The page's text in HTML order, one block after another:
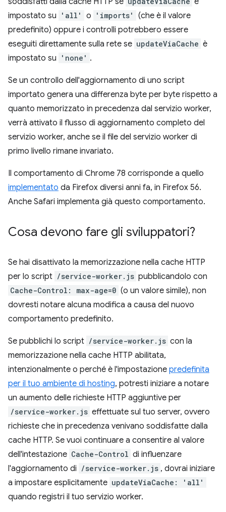
impostato su
'all' o 'imports'
(che è il valore
predefinito) oppure i controlli potrebbero essere
eseguiti direttamente sulla rete se updateViaCache è
impostato su
'none' .
Se un controllo dell'aggiornamento di uno script
importato genera una differenza byte per byte rispetto a
quanto memorizzato in precedenza dal servizio worker,
verrà attivato il flusso di aggiornamento completo del
servizio worker, anche se il file del servizio worker di
primo livello rimane invariato.
Il comportamento di Chrome 78 corrisponde a quello
implementato da Firefox diversi anni fa, in Firefox 56.
Anche Safari implementa già questo comportamento.
Cosa devono fare gli sviluppatori?
Se hai disattivato la memorizzazione nella cache HTTP
per lo script /service-worker.js pubblicandolo con
Cache-Control: max-age=0 (o un valore simile), non
dovresti notare alcuna modifica a causa del nuovo
comportamento predefinito.
Se pubblichi lo script /service-worker.js con la
memorizzazione nella cache HTTP abilitata,
intenzionalmente o perché è l'impostazione predefinita
per il tuo ambiente di hosting, potresti iniziare a notare
un aumento delle richieste HTTP aggiuntive per
/service-worker.js effettuate sul tuo server, ovvero
richieste che in precedenza venivano soddisfatte dalla
cache HTTP. Se vuoi continuare a consentire al valore
dell'intestazione Cache-Control di influenzare
l'aggiornamento di /service-worker.js , dovrai iniziare
a impostare esplicitamente updateViaCache: 'all'
quando registri il tuo servizio worker.